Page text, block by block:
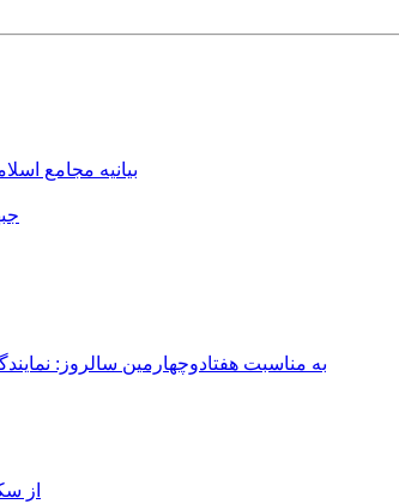
بیانیه مجامع
به مناسبت هفتادوچهارمین سالروز: نمایندگان مجلس زار
از